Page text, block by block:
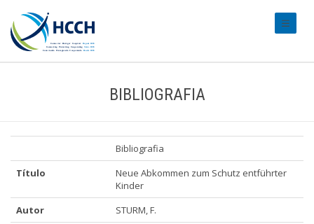
BIBLIOGRAFIA
Bibliografia
Título
Neue Abkommen zum Schutz entführter
Kinder
Autor
STURM, F.